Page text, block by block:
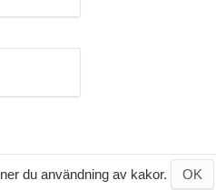
du användning av kakor. OK